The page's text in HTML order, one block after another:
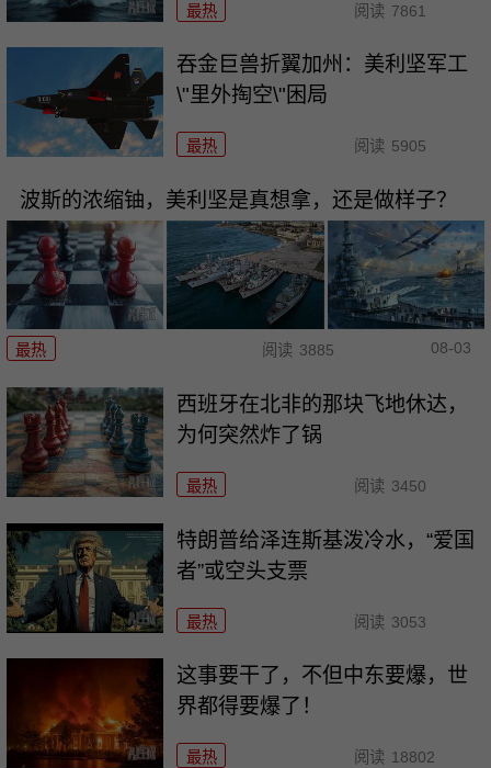
最热 阅读 7861
吞金巨兽折翼加州：美利坚军工
\"里外掏空\"困局
最热 阅读 5905
波斯的浓缩铀，美利坚是真想拿，还是做样子？
最热 阅读 3885 08-03
西班牙在北非的那块飞地休达，
为何突然炸了锅
最热 阅读 3450
特朗普给泽连斯基泼冷水，“爱国
者”或空头支票
最热 阅读 3053
这事要干了，不但中东要爆，世
界都得要爆了！
最热 阅读 18802